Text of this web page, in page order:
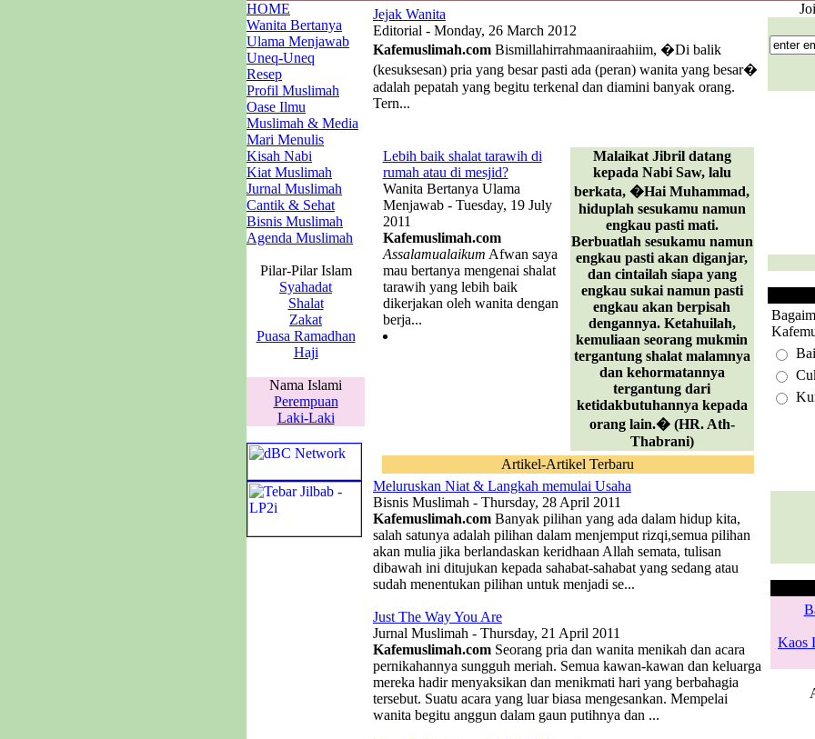
HOME
Wanita Bertanya
Ulama Menjawab
Uneq-Uneq
Resep
Profil Muslimah
Oase Ilmu
Muslimah & Media
Mari Menulis
Kisah Nabi
Kiat Muslimah
Jurnal Muslimah
Cantik & Sehat
Bisnis Muslimah
Agenda Muslimah
Pilar-Pilar Islam
Syahadat
Shalat
Zakat
Puasa Ramadhan
Haji
Nama Islami
Perempuan
Laki-Laki
Jejak Wanita
Editorial - Monday, 26 March 2012
Kafemuslimah.com Bismillahirrahmaaniraahiim, �Di balik
(kesuksesan) pria yang besar pasti ada (peran) wanita yang besar�
adalah pepatah yang begitu terkenal dan diamini banyak orang.
Tern...
Lebih baik shalat tarawih di
rumah atau di mesjid?
Wanita Bertanya Ulama
Menjawab - Tuesday, 19 July
2011
Kafemuslimah.com
Assalamualaikum Afwan saya
mau bertanya mengenai shalat
tarawih yang lebih baik
dikerjakan oleh wanita dengan
berja...
Malaikat Jibril datang
kepada Nabi Saw, lalu
berkata, �Hai Muhammad,
hiduplah sesukamu namun
engkau pasti mati.
Berbuatlah sesukamu namun
engkau pasti akan diganjar,
dan cintailah siapa yang
engkau sukai namun pasti
engkau akan berpisah
dengannya. Ketahuilah,
kemuliaan seorang mukmin
tergantung shalat malamnya
dan kehormatannya
tergantung dari
ketidakbutuhannya kepada
orang lain.� (HR. Ath-
Thabrani)
Artikel-Artikel Terbaru
Meluruskan Niat & Langkah memulai Usaha
Bisnis Muslimah - Thursday, 28 April 2011
Kafemuslimah.com Banyak pilihan yang ada dalam hidup kita,
salah satunya adalah pilihan dalam menjemput rizqi,semua pilihan
akan mulia jika berlandaskan keridhaan Allah semata, tulisan
dibawah ini ditujukan kepada sahabat-sahabat yang sedang atau
sudah menentukan pilihan untuk menjadi se...
Just The Way You Are
Jurnal Muslimah - Thursday, 21 April 2011
Kafemuslimah.com Seorang pria dan wanita menikah dan acara
pernikahannya sungguh meriah. Semua kawan-kawan dan keluarga
mereka hadir menyaksikan dan menikmati hari yang berbahagia
tersebut. Suatu acara yang luar biasa mengesankan. Mempelai
wanita begitu anggun dalam gaun putihnya dan ...
Kaos